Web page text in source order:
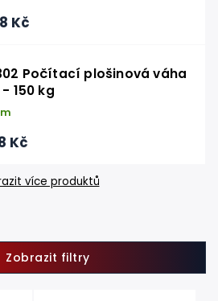
Kč
Počítací plošinová váha
150 kg
Kč
více produktů